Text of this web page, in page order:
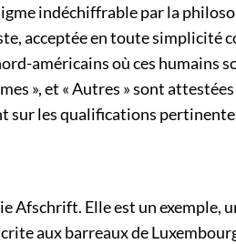
indéchiffrable par la
acceptée en toute simplicité
américains où ces humains
», et « Autres » sont
sur les qualifications
Afschrift. Elle est un
aux barreaux de